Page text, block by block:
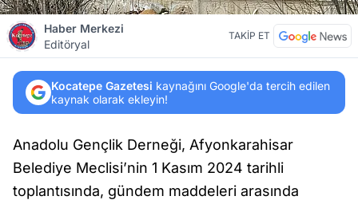
Haber Merkezi
Editöryal
TAKİP ET
Kocatepe Gazetesi kaynağını Google'da tercih edilen
kaynak olarak ekleyin!
Anadolu Gençlik Derneği, Afyonkarahisar
Belediye Meclisi’nin 1 Kasım 2024 tarihli
toplantısında, gündem maddeleri arasında